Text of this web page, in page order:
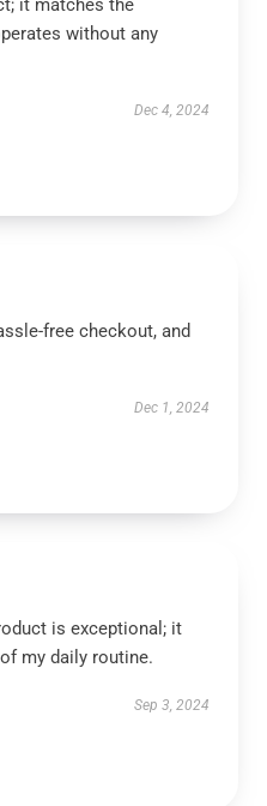
it matches the
without any
Dec 4, 2024
free checkout, and
Dec 1, 2024
is exceptional; it
my daily routine.
Sep 3, 2024